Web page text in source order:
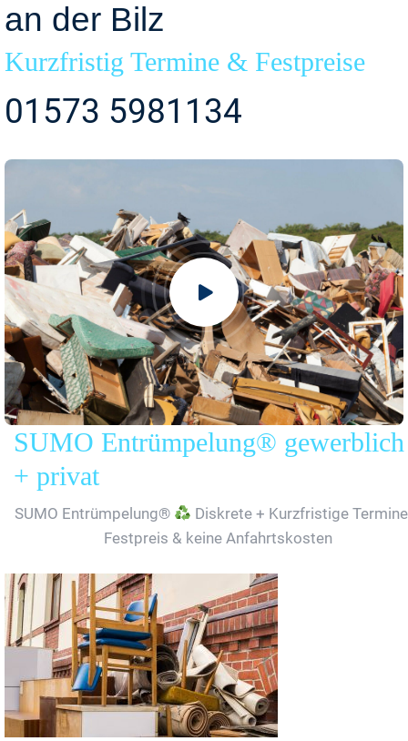
an der Bilz
Kurzfristig Termine & Festpreise
01573 5981134
SUMO Entrümpelung® gewerblich
+ privat
SUMO Entrümpelung®
Diskrete + Kurzfristige
Festpreis & keine Anfahrtskosten